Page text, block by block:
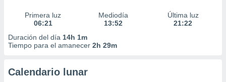
Primera luz
06:21
Mediodía
13:52
Última luz
21:22
Duración del día 14h 1m
Tiempo para el amanecer 2h 29m
Calendario lunar